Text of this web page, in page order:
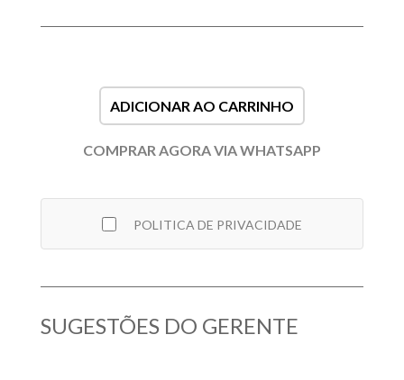
ADICIONAR AO CARRINHO
COMPRAR AGORA VIA WHATSAPP
POLITICA DE PRIVACIDADE
SUGESTÕES DO GERENTE